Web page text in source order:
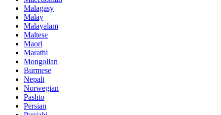
Malagasy
Malay
Malayalam
Maltese
Maori
Marathi
Mongolian
Burmese
Nepali
Norwegian
Pashto
Persian